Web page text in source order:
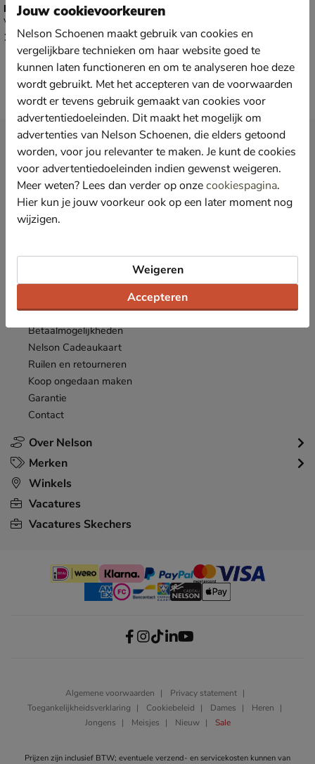
Blackstone
Veterboots - bruin
€ 159,99
159,99
Blackstone
€ 159,99
159,99
Over Nelson
Bestellen
Betaalmogelijkheden
Nelson Cadeaukaart
Ruilen en retourneren
Koop ongedaan maken
Garantie
Contact
Merken
Winkels
Vacatures
Vacatures Skechers
Nieuwsbrief
Ontvang € 10,- welkomstkorting*
en blijf op de hoogte van leuke
acties en aanbiedingen!
E-mailadres Inschrijven
Algemene voorwaarden
Privacy statement
Toegankelijkheidsverklaring
Cookiebeleid Dames
Heren
Jongens
Meisjes Nieuw Sale
Prijzen zijn inclusief BTW; eventuele verzend- en servicekosten kunnen van
Jouw cookievoorkeuren
Nelson Schoenen maakt gebruik van cookies en
vergelijkbare technieken om haar website goed te
kunnen laten functioneren en om te analyseren hoe deze
wordt gebruikt. Met het accepteren van de voorwaarden
wordt er tevens gebruik gemaakt van cookies voor
advertentiedoeleinden. Dit maakt het mogelijk om
advertenties van Nelson Schoenen, die elders getoond
worden, voor jou relevanter te maken. Je kunt de cookies
voor advertentiedoeleinden indien gewenst weigeren.
Meer weten? Lees dan verder op onzecookiespagina.
Hier kun je jouw voorkeur ook op een later moment nog
wijzigen.
Accepteren
Weigeren